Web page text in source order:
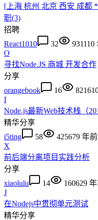
[上海 杭州 北京 西安 成都
职(3)
招聘
React1010
32 931110
O
寻找Node.JS 商城 开发合作
分享
orangebook
16 8216
I
Node.js最新Web技术栈（
精华分享
i5ting
58 425679 年前
X
前后端分离项目实践分析
分享
xiaolulu
14 160629
J
在Nodejs中贯彻单元测试
精华分享